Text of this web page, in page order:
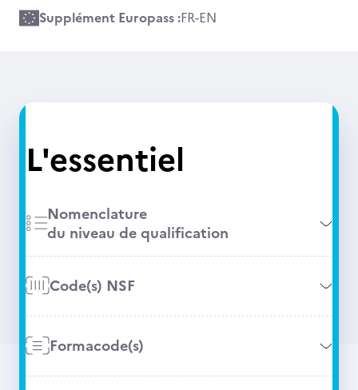
Supplément Europass :FR-EN
L'essentiel
Nomenclature
du niveau de qualification
Code(s) NSF
Formacode(s)